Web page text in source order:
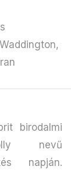
birodalmi
nevű
napján.